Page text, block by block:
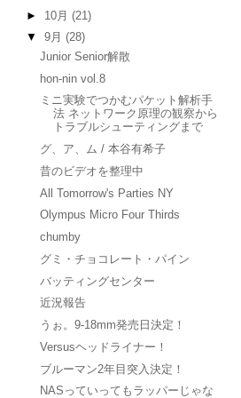
► 10月 (21)
▼ 9月 (28)
Junior Senior解散
hon-nin vol.8
ミニ実験でつかむパケット解析手
法 ネットワーク原理の観察から
トラブルシューティングまで
グ、ア、ム / 本谷有希子
昔のビデオを整理中
All Tomorrow's Parties NY
Olympus Micro Four Thirds
chumby
グミ・チョコレート・パイン
バッティングセンター
近況報告
うぉ。9-18mm発売日決定！
Versusヘッドライナー！
ブルーマン2年目突入決定！
NASっていってもラッパーじゃな